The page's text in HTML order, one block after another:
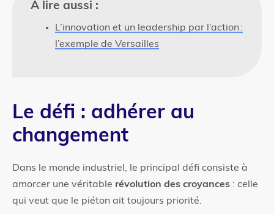
À lire aussi :
L’innovation et un leadership par l’action :
l’exemple de Versailles
Le défi : adhérer au
changement
Dans le monde industriel, le principal défi consiste à
amorcer une véritable révolution des croyances : celle
qui veut que le piéton ait toujours priorité.